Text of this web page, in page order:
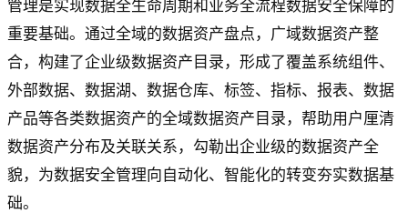
管理是实现数据全生命周期和业务全流程数据安全保障的
重要基础。通过全域的数据资产盘点，广域数据资产整
合，构建了企业级数据资产目录，形成了覆盖系统组件、
外部数据、数据湖、数据仓库、标签、指标、报表、数据
产品等各类数据资产的全域数据资产目录，帮助用户厘清
数据资产分布及关联关系，勾勒出企业级的数据资产全
貌，为数据安全管理向自动化、智能化的转变夯实数据基
础。